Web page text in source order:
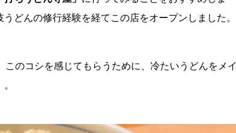
どんの修行経験を経てこの店をオープンしました。
このコシを感じてもらうために、冷たいうどんをメイ